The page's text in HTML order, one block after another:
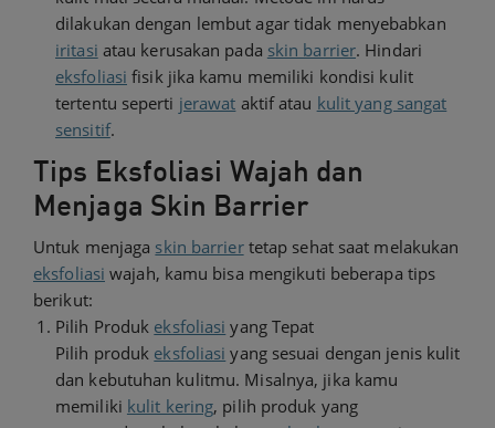
dilakukan dengan lembut agar tidak menyebabkan
iritasi atau kerusakan pada skin barrier. Hindari
eksfoliasi fisik jika kamu memiliki kondisi kulit
tertentu seperti jerawat aktif atau kulit yang sangat
sensitif.
Tips Eksfoliasi Wajah dan
Menjaga Skin Barrier
Untuk menjaga skin barriertetap sehat saat melakukan
eksfoliasi wajah, kamu bisa mengikuti beberapa tips
berikut:
Pilih Produk eksfoliasi yang Tepat
Pilih produk eksfoliasi yang sesuai dengan jenis kulit
dan kebutuhan kulitmu. Misalnya, jika kamu
memiliki kulit kering, pilih produk yang